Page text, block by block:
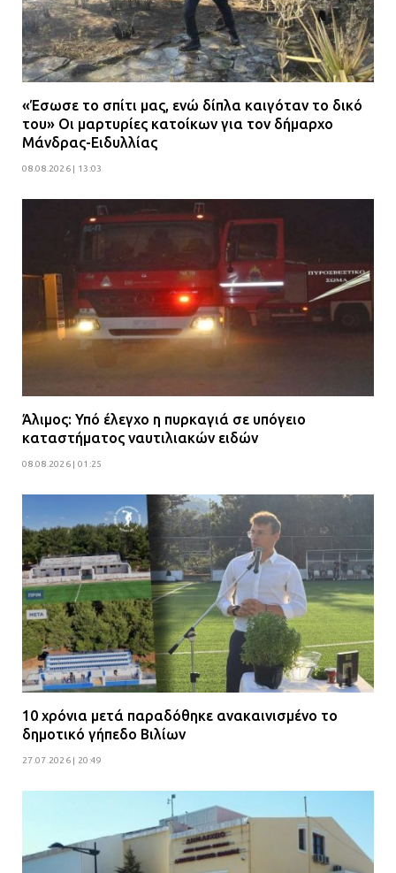
«Έσωσε το σπίτι μας, ενώ δίπλα καιγόταν το δικό
του» Οι μαρτυρίες κατοίκων για τον δήμαρχο
Μάνδρας-Ειδυλλίας
08.08.2026 | 13:03
Άλιμος: Υπό έλεγχο η πυρκαγιά σε υπόγειο
καταστήματος ναυτιλιακών ειδών
08.08.2026 | 01:25
10 χρόνια μετά παραδόθηκε ανακαινισμένο το
δημοτικό γήπεδο Βιλίων
27.07.2026 | 20:49